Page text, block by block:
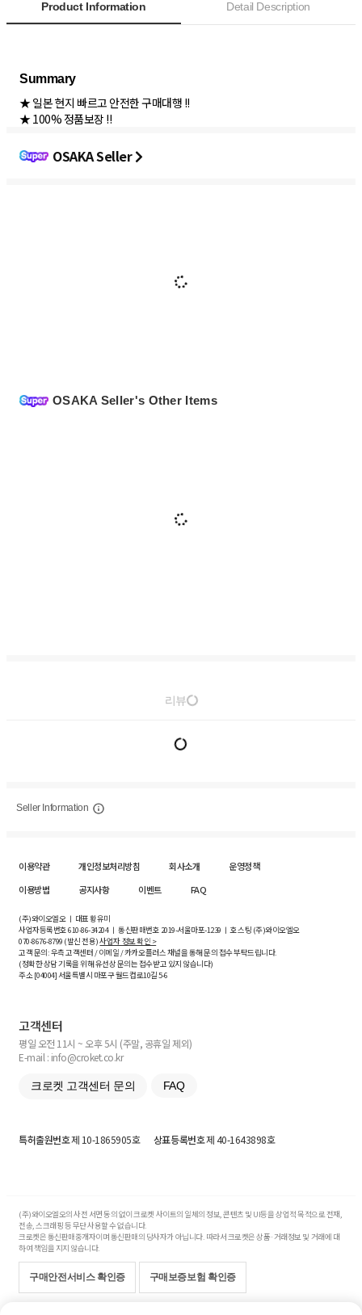
Product Information Detail Description
Summary
★ 일본 현지 빠르고 안전한 구매대행 !!
★ 100% 정품보장 !!
OSAKA Seller
OSAKA Seller's Other Items
리뷰
Seller Information
이용약관 개인정보처리방침 회사소개
운영정책
이용방법
공지사항 이벤트 FAQ
(주)와이오엘오 ㅣ 대표 황유미
사업자등록번호610-86-34204ㅣ 통신판매번호 2019-서울마포-1239 ㅣ 호스팅 (주)와이오엘오
070-8676-8799 (발신 전용)사업자 정보 확인 >
고객 문의: 우측 고객센터 / 이메일 / 카카오플러스 채널을 통해 문의 접수 부탁드립니다.
(정확한 상담 기록을 위해 유선상 문의는 접수받고 있지 않습니다)
주소 [04004] 서울특별시 마포구 월드컵로10길5-6
고객센터
평일 오전 11시 ~ 오후 5시 (주말, 공휴일 제외)
E-mail : info@croket.co.kr
크로켓 고객센터 문의 FAQ
특허출원번호제 10-1865905호 상표등록번호제 40-1643898호
(주)와이오엘오의 사전 서면 동의 없이 크로켓 사이트의 일체의 정보, 콘텐츠 및 UI등을 상업적 목적으로 전재,
전송, 스크래핑 등 무단 사용할 수 없습니다.
크로켓은 통신판매중개자이며 통신판매의 당사자가 아닙니다. 따라서 크로켓은 상품·거래정보 및 거래에 대
하여 책임을 지지 않습니다.
구매안전서비스 확인증 구매보증보험 확인증